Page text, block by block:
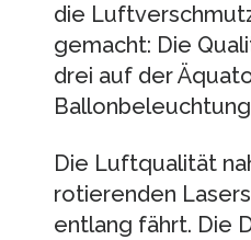
die
gemacht: Die
drei auf der
Die Luftqualität
rotierenden
entlang fährt. Die